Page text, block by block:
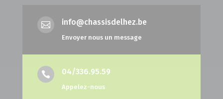
 info@chassisdelhez.be
Envoyer nous un message
 04/336.95.59
Appelez-nous